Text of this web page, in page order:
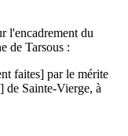
l'encadrement du
de Tarsous :
faites] par le mérite
de Sainte-Vierge, à